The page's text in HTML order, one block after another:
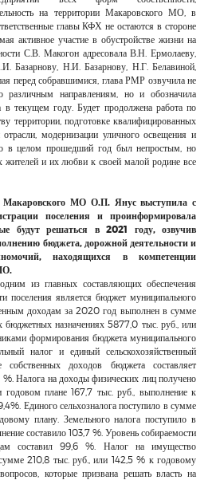
на территории Макаровского МО, в
главы КФХ не остаются в стороне
активное участие в обустройстве жизни на
С.В. Макогон адресовала В.Н. Ермолаеву,
Базарнову, Н.И. Базарнову, Н.Г. Белавиной,
перед собравшимися, глава РМР озвучила не
направлениям, но и обозначила
в текущем году. Будет продолжена работа по
территории, подготовке квалифицированных
отрасли, модернизации уличного освещения и
в целом прошедший год был непростым, но
и их любви к своей малой родине все
Макаровского МО О.П. Янус выступила с
поселения и проинформировала
будут решаться в 2021 году, озвучив
бюджета, дорожной деятельности и
находящихся в компетенции
из главных составляющих обеспечения
поселения является бюджет муниципального
доходам за 2020 год выполнен в сумме
назначениях 5877,0 тыс. руб., или
формирования бюджета муниципального
налог и единый сельскохозяйственный
доходов бюджета составляет
Налога на доходы физических лиц получено
плане 167,7 тыс. руб., выполнение к
Единого сельхозналога поступило в сумме
плану. Земельного налога поступило в
составило 103,7 %. Уровень собираемости
составил 99,6 %. Налог на имущество
210,8 тыс. руб., или 142,5 % к годовому
которые призвана решать власть на